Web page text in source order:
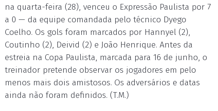
na quarta-feira (28), venceu o Expressão Paulista por 7
a 0 — da equipe comandada pelo técnico Dyego
Coelho. Os gols foram marcados por Hannyel (2),
Coutinho (2), Deivid (2) e João Henrique. Antes da
estreia na Copa Paulista, marcada para 16 de junho, o
treinador pretende observar os jogadores em pelo
menos mais dois amistosos. Os adversários e datas
ainda não foram definidos. (T.M.)